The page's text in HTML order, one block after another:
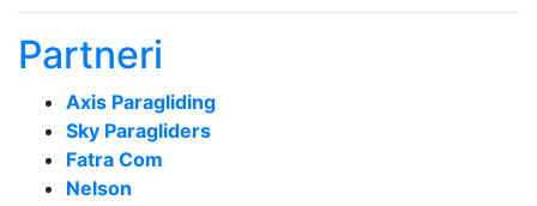
Partneri
Axis Paragliding
Sky Paragliders
Fatra Com
Nelson